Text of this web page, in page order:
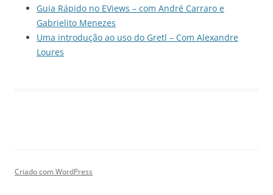
Guia Rápido no EViews – com André Carraro e
Gabrielito Menezes
Uma introdução ao uso do Gretl – Com Alexandre
Loures
Criado com WordPress